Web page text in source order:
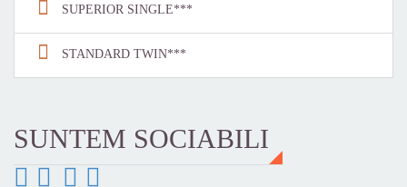
SUPERIOR SINGLE***
STANDARD TWIN***
SUNTEM SOCIABILI